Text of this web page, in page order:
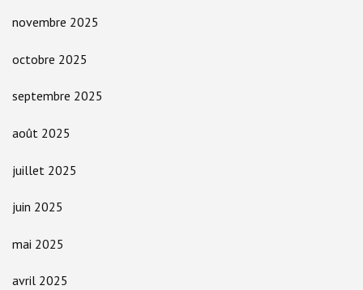
novembre 2025
octobre 2025
septembre 2025
août 2025
juillet 2025
juin 2025
mai 2025
avril 2025